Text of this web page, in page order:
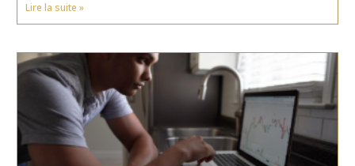
Lire la suite »